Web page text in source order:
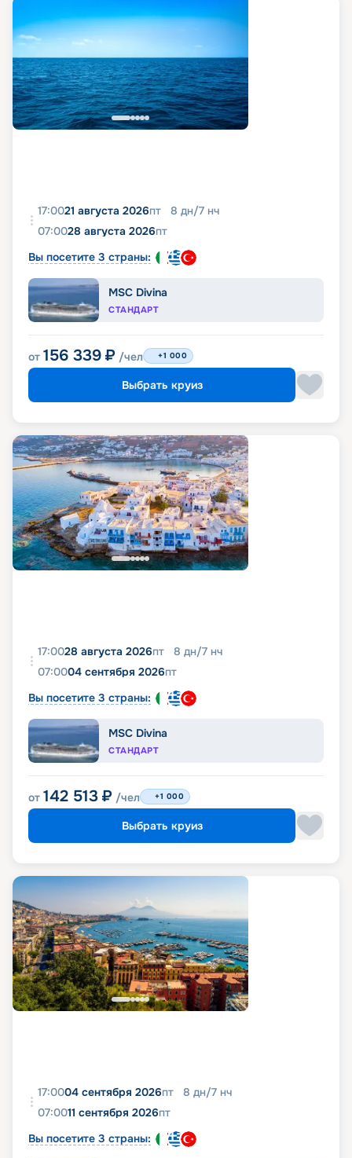
17:0021 августа 2026пт 8 дн/7 нч
07:0028 августа 2026пт
Вы посетите 3 страны:
MSC Divina
СТАНДАРТ
от 156 339 ₽ /чел +1 000
Выбрать круиз
17:0028 августа 2026пт 8 дн/7 нч
07:0004 сентября 2026пт
Вы посетите 3 страны:
MSC Divina
СТАНДАРТ
от 142 513 ₽ /чел +1 000
Выбрать круиз
17:0004 сентября 2026пт 8 дн/7 нч
07:0011 сентября 2026пт
Вы посетите 3 страны: